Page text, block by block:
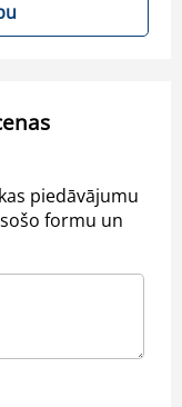
piedāvājumu
formu un